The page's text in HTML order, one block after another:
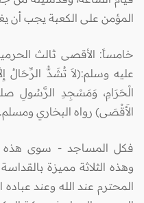
المؤمن على الكعبة يجب أن
خامساً: الأقصى ثالث
عليه وسلم:(لاَ تُشَدُّ الرِّحَالُ
الْحَرَامِ، وَمَسْجِدِ الرَّسُولِ
الأَقْصَى) رواه البخاري ومسلم.
فكل المساجد - سوى هذه
وهذه الثلاثة مميزة
المحترم عند الله وعند